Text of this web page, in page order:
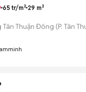
65 tr/m² 29 m²
Tân Thuận Đông (P. Tân